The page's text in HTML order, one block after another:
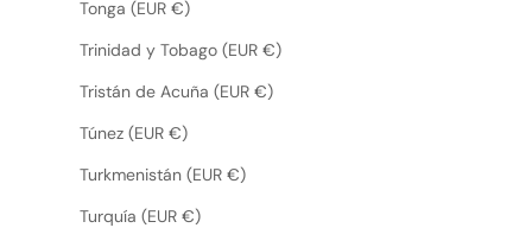
Tonga (EUR €)
Trinidad y Tobago (EUR €)
Tristán de Acuña (EUR €)
Túnez (EUR €)
Turkmenistán (EUR €)
Turquía (EUR €)